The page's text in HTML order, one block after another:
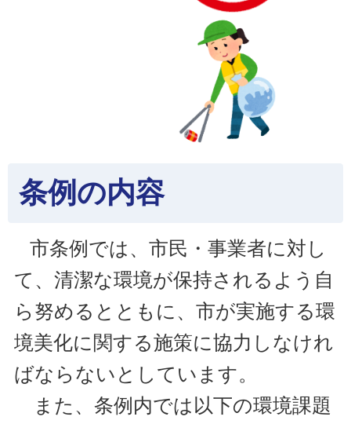
条例の内容
市条例では、市民・事業者に対し
て、清潔な環境が保持されるよう自
ら努めるとともに、市が実施する環
境美化に関する施策に協力しなけれ
ばならないとしています。
また、条例内では以下の環境課題